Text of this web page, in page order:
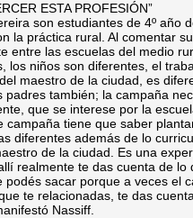
ESTA PROFESIÓN”
son estudiantes de 4º año
la práctica rural. Al comentar
entre las escuelas del medio
los niños son diferentes, el
maestro de la ciudad, es
padres también; la campaña
que se interese por la
campaña tiene que saber
diferentes además de lo
de la ciudad. Es una
realmente te das cuenta de lo
podés sacar porque a veces el
te relacionadas, te das
Nassiff.